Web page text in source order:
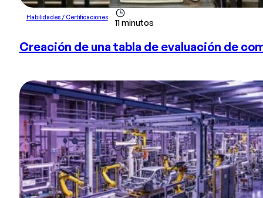
Habilidades / Certificaciones
11 minutos
Creación de una tabla de evaluación de